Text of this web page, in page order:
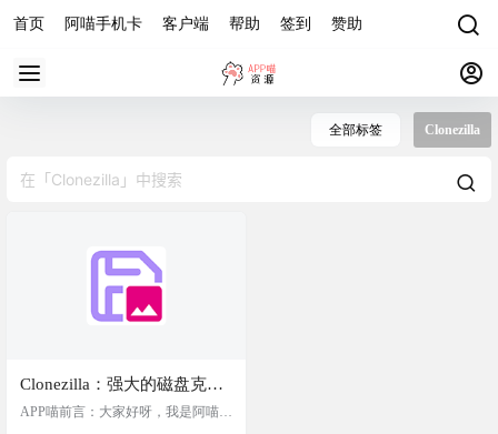
首页 阿喵手机卡 客户端 帮助 签到 赞助
全部标签 Clonezilla
Clonezilla：强大的磁盘克隆
和备份工具，支持多种文件
APP喵前言：大家好呀，我是阿喵！